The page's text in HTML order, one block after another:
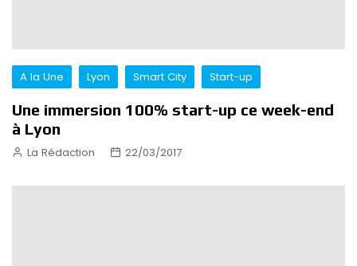
A la Une Lyon Smart City Start-up
Une immersion 100% start-up ce week-end
à Lyon
La Rédaction 22/03/2017